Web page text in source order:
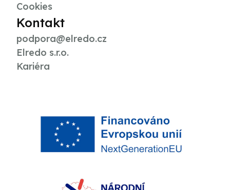
Cookies
Kontakt
podpora@elredo.cz
Elredo s.r.o.
Kariéra